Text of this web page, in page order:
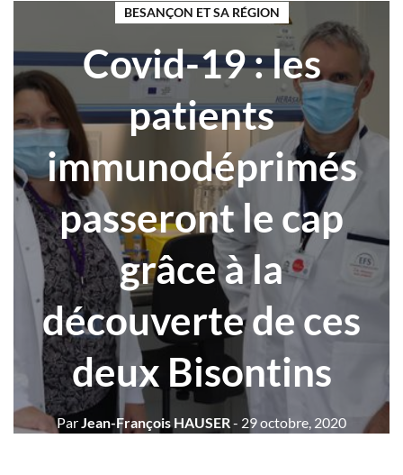
BESANÇON ET SA RÉGION
Covid-19 : les
patients
immunodéprimés
passeront le cap
grâce à la
découverte de ces
deux Bisontins
ParJean-François HAUSER- 29 octobre, 2020